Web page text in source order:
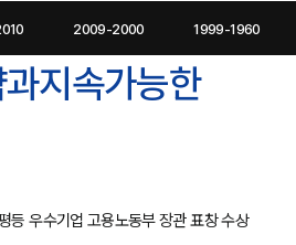
2009-2000 1999-1960
지속가능한
등 우수기업 고용노동부 장관 표창 수상